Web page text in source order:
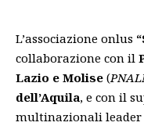
L’associazione onlus
collaborazione con il
Lazio e Molise (
dell’Aquila, e con il
multinazionali leader